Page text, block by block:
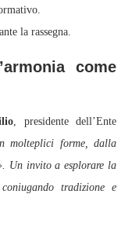
la rassegna.
come
, presidente dell’Ente
molteplici forme, dalla
Un invito a esplorare la
tradizione e